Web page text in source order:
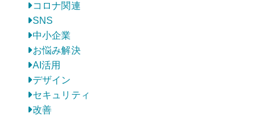
コロナ関連
SNS
中小企業
お悩み解決
AI活用
デザイン
セキュリティ
改善